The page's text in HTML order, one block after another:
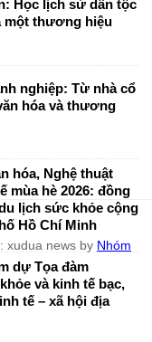
Học lịch sử dân tộc
một thương hiệu
nghiệp: Từ nhà cổ
hóa và thương
hóa, Nghệ thuật
mùa hè 2026: đồng
lịch sức khỏe cộng
Hồ Chí Minh
dự Tọa đàm
và kinh tế bạc,
tế – xã hội địa
xudua news by Nhóm